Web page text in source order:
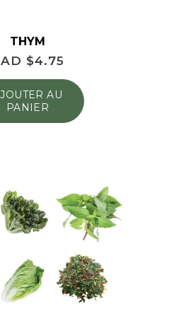
THYM
$4.75
AU
PANIER